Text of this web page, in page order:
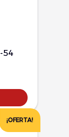
54
¡OFERTA!